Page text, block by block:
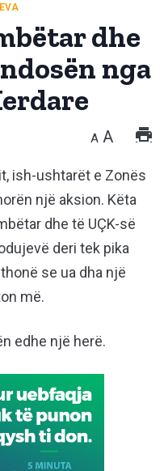
dhe
nga
A A
ish-ushtarët e Zonës
një aksion. Këta
dhe të UÇK-së
deri tek pika
se ua dha një
më.
edhe një herë.